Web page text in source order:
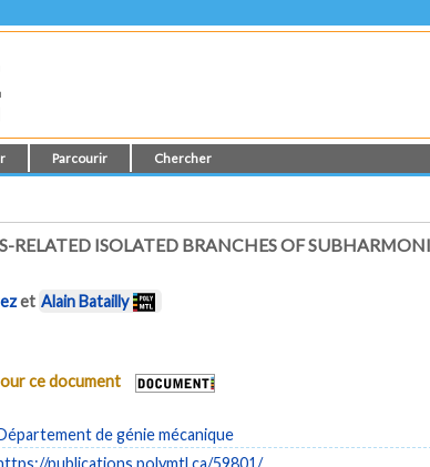
Parcourir Chercher
ISOLATED BRANCHES OF
et Alain Batailly
ce document
de génie mécanique
publications.polymtl.ca/59801/